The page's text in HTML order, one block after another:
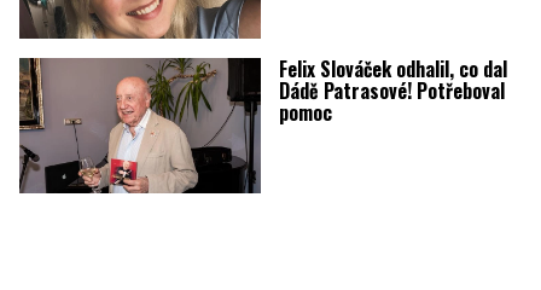
Felix Slováček odhalil, co dal
Dádě Patrasové! Potřeboval
pomoc